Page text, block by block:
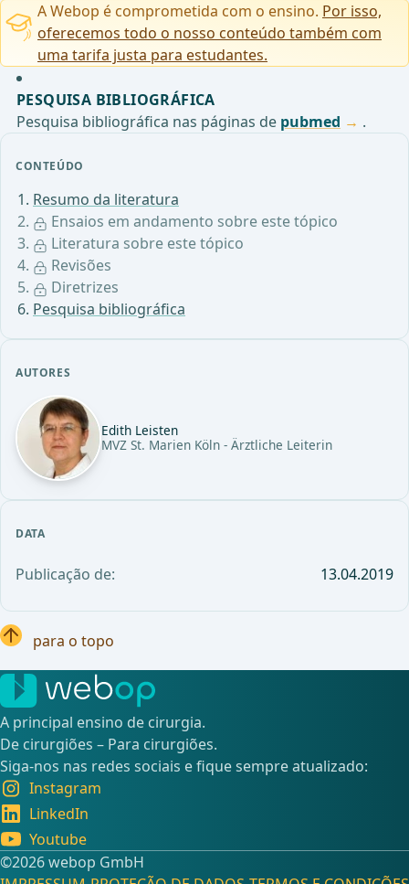
CONTEÚDO
Resumo da literatura
Ensaios em andamento sobre este tópico
Literatura sobre este tópico
Revisões
Diretrizes
Pesquisa bibliográfica
AUTORES
Edith Leisten
MVZ St. Marien Köln - Ärztliche Leiterin
DATA
Publicação de: 13.04.2019
A Webop é comprometida com o ensino. Por isso,
oferecemos todo o nosso conteúdo também com
uma tarifa justa para estudantes.
PESQUISA BIBLIOGRÁFICA
Pesquisa bibliográfica nas páginas de pubmed .
para o topo
A principal ensino de cirurgia.
De cirurgiões – Para cirurgiões.
Siga-nos nas redes sociais e fique sempre atualizado:
Instagram
LinkedIn
Youtube
©️2026 webop GmbH